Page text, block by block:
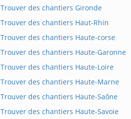
Trouver des chantiers Gironde
Trouver des chantiers Haut-Rhin
Trouver des chantiers Haute-corse
Trouver des chantiers Haute-Garonne
Trouver des chantiers Haute-Loire
Trouver des chantiers Haute-Marne
Trouver des chantiers Haute-Saône
Trouver des chantiers Haute-Savoie